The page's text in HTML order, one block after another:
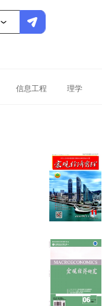
信息工程 理学